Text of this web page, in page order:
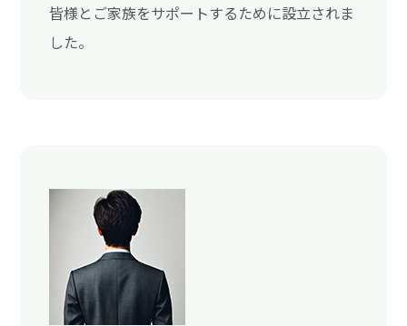
皆様とご家族をサポートするために設立されま
した。